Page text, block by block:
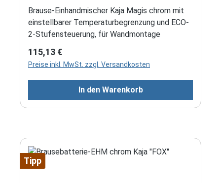
Brause-Einhandmischer Kaja Magis chrom mit
einstellbarer Temperaturbegrenzung und ECO-
2-Stufensteuerung, für Wandmontage
Regulärer Preis:
115,13 €
Preise inkl. MwSt. zzgl. Versandkosten
In den Warenkorb
Tipp